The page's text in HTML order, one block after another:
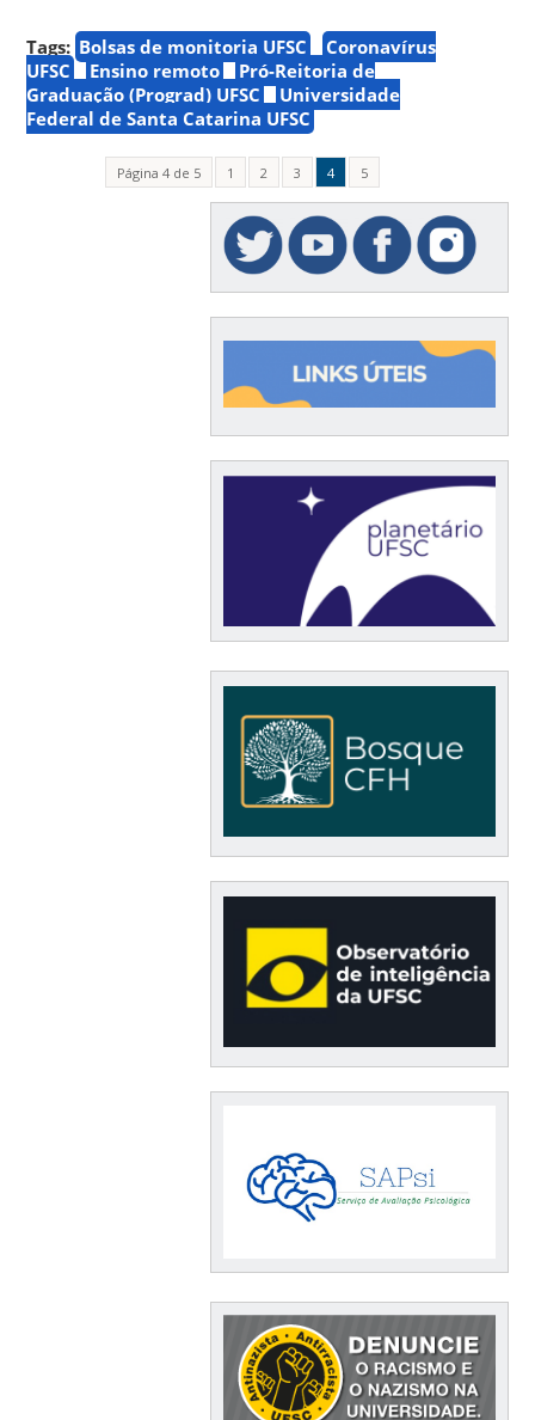
Tags: Bolsas de monitoria UFSC
Coronavírus
UFSC
Ensino remoto
Pró-Reitoria de
Graduação (Prograd) UFSC
Universidade
Federal de Santa Catarina UFSC
Página 4 de 5 1 2 3 4 5